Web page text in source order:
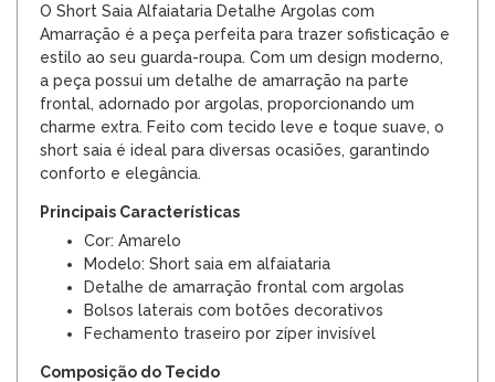
O Short Saia Alfaiataria Detalhe Argolas com
Amarração é a peça perfeita para trazer sofisticação e
estilo ao seu guarda-roupa. Com um design moderno,
a peça possui um detalhe de amarração na parte
frontal, adornado por argolas, proporcionando um
charme extra. Feito com tecido leve e toque suave, o
short saia é ideal para diversas ocasiões, garantindo
conforto e elegância.
Principais Características
Cor: Amarelo
Modelo: Short saia em alfaiataria
Detalhe de amarração frontal com argolas
Bolsos laterais com botões decorativos
Fechamento traseiro por zíper invisível
Composição do Tecido